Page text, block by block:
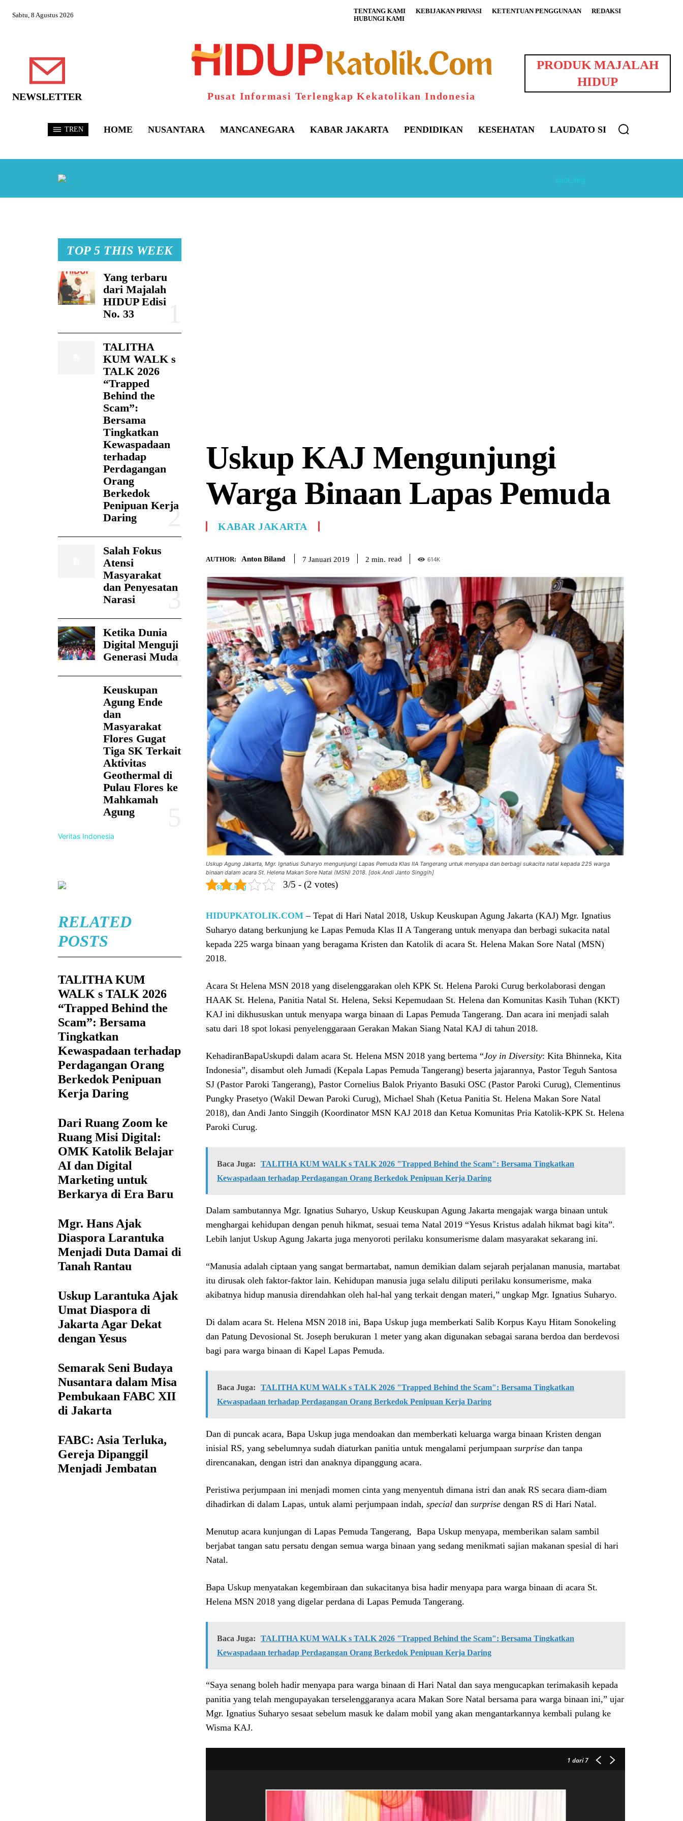
Sabtu, 8 Agustus 2026 TENTANG KAMI KEBIJAKAN PRIVASI KETENTUAN PENGGUNAAN
REDAKSI
HUBUNGI KAMI
NEWSLETTER Pusat Informasi Terlengkap Kekatolikan Indonesia
PRODUK MAJALAH
HIDUP
TREN HOME NUSANTARA MANCANEGARA KABAR JAKARTA PENDIDIKAN KESEHATAN LAUDATO SI
TOP 5 THIS WEEK
Yang terbaru
dari Majalah
HIDUP Edisi
No. 33
TALITHA
KUM WALK s
TALK 2026
“Trapped
Behind the
Scam”:
Bersama
Tingkatkan
Kewaspadaan
terhadap
Perdagangan
Orang
Berkedok
Penipuan Kerja
Daring
Salah Fokus
Atensi
Masyarakat
dan Penyesatan
Narasi
Ketika Dunia
Digital Menguji
Generasi Muda
Keuskupan
Agung Ende
dan
Masyarakat
Flores Gugat
Tiga SK Terkait
Aktivitas
Geothermal di
Pulau Flores ke
Mahkamah
Agung
Veritas Indonesia
RELATED
POSTS
TALITHA KUM
WALK s TALK 2026
“Trapped Behind the
Scam”: Bersama
Tingkatkan
Kewaspadaan terhadap
Perdagangan Orang
Berkedok Penipuan
Kerja Daring
Dari Ruang Zoom ke
Ruang Misi Digital:
OMK Katolik Belajar
AI dan Digital
Marketing untuk
Berkarya di Era Baru
Mgr. Hans Ajak
Diaspora Larantuka
Menjadi Duta Damai di
Tanah Rantau
Uskup Larantuka Ajak
Umat Diaspora di
Jakarta Agar Dekat
dengan Yesus
Semarak Seni Budaya
Nusantara dalam Misa
Pembukaan FABC XII
di Jakarta
FABC: Asia Terluka,
Gereja Dipanggil
Menjadi Jembatan
Uskup KAJ Mengunjungi
Warga Binaan Lapas Pemuda
KABAR JAKARTA
AUTHOR: Anton Biland 7 Januari 2019 2 min. read 614K
Uskup Agung Jakarta, Mgr. Ignatius Suharyo mengunjungi Lapas Pemuda Klas IIA Tangerang untuk menyapa dan berbagi sukacita natal kepada 225 warga
binaan dalam acara St. Helena Makan Sore Natal (MSN) 2018. [dok.Andi Janto Singgih]
3/5 - (2 votes)
HIDUPKATOLIK.COM – Tepat di Hari Natal 2018, Uskup Keuskupan Agung Jakarta (KAJ) Mgr. Ignatius
Suharyo datang berkunjung ke Lapas Pemuda Klas II A Tangerang untuk menyapa dan berbagi sukacita natal
kepada 225 warga binaan yang beragama Kristen dan Katolik di acara St. Helena Makan Sore Natal (MSN)
2018.
Acara St Helena MSN 2018 yang diselenggarakan oleh KPK St. Helena Paroki Curug berkolaborasi dengan
HAAK St. Helena, Panitia Natal St. Helena, Seksi Kepemudaan St. Helena dan Komunitas Kasih Tuhan (KKT)
KAJ ini dikhususkan untuk menyapa warga binaan di Lapas Pemuda Tangerang. Dan acara ini menjadi salah
satu dari 18 spot lokasi penyelenggaraan Gerakan Makan Siang Natal KAJ di tahun 2018.
KehadiranBapaUskupdi dalam acara St. Helena MSN 2018 yang bertema “Joy in Diversity: Kita Bhinneka, Kita
Indonesia”, disambut oleh Jumadi (Kepala Lapas Pemuda Tangerang) beserta jajarannya, Pastor Teguh Santosa
SJ (Pastor Paroki Tangerang), Pastor Cornelius Balok Priyanto Basuki OSC (Pastor Paroki Curug), Clementinus
Pungky Prasetyo (Wakil Dewan Paroki Curug), Michael Shah (Ketua Panitia St. Helena Makan Sore Natal
2018), dan Andi Janto Singgih (Koordinator MSN KAJ 2018 dan Ketua Komunitas Pria Katolik-KPK St. Helena
Paroki Curug.
Baca Juga:
TALITHA KUM WALK s TALK 2026 "Trapped Behind the Scam": Bersama Tingkatkan
Kewaspadaan terhadap Perdagangan Orang Berkedok Penipuan Kerja Daring
Dalam sambutannya Mgr. Ignatius Suharyo, Uskup Keuskupan Agung Jakarta mengajak warga binaan untuk
menghargai kehidupan dengan penuh hikmat, sesuai tema Natal 2019 “Yesus Kristus adalah hikmat bagi kita”.
Lebih lanjut Uskup Agung Jakarta juga menyoroti perilaku konsumerisme dalam masyarakat sekarang ini.
“Manusia adalah ciptaan yang sangat bermartabat, namun demikian dalam sejarah perjalanan manusia, martabat
itu dirusak oleh faktor-faktor lain. Kehidupan manusia juga selalu diliputi perilaku konsumerisme, maka
akibatnya hidup manusia direndahkan oleh hal-hal yang terkait dengan materi,” ungkap Mgr. Ignatius Suharyo.
Di dalam acara St. Helena MSN 2018 ini, Bapa Uskup juga memberkati Salib Korpus Kayu Hitam Sonokeling
dan Patung Devosional St. Joseph berukuran 1 meter yang akan digunakan sebagai sarana berdoa dan berdevosi
bagi para warga binaan di Kapel Lapas Pemuda.
Baca Juga:
TALITHA KUM WALK s TALK 2026 "Trapped Behind the Scam": Bersama Tingkatkan
Kewaspadaan terhadap Perdagangan Orang Berkedok Penipuan Kerja Daring
Dan di puncak acara, Bapa Uskup juga mendoakan dan memberkati keluarga warga binaan Kristen dengan
inisial RS, yang sebelumnya sudah diaturkan panitia untuk mengalami perjumpaan surprise dan tanpa
direncanakan, dengan istri dan anaknya dipanggung acara.
Peristiwa perjumpaan ini menjadi momen cinta yang menyentuh dimana istri dan anak RS secara diam-diam
dihadirkan di dalam Lapas, untuk alami perjumpaan indah, special dan surprise dengan RS di Hari Natal.
Menutup acara kunjungan di Lapas Pemuda Tangerang, Bapa Uskup menyapa, memberikan salam sambil
berjabat tangan satu persatu dengan semua warga binaan yang sedang menikmati sajian makanan spesial di hari
Natal.
Bapa Uskup menyatakan kegembiraan dan sukacitanya bisa hadir menyapa para warga binaan di acara St.
Helena MSN 2018 yang digelar perdana di Lapas Pemuda Tangerang.
Baca Juga:
TALITHA KUM WALK s TALK 2026 "Trapped Behind the Scam": Bersama Tingkatkan
Kewaspadaan terhadap Perdagangan Orang Berkedok Penipuan Kerja Daring
“Saya senang boleh hadir menyapa para warga binaan di Hari Natal dan saya mengucapkan terimakasih kepada
panitia yang telah mengupayakan terselenggaranya acara Makan Sore Natal bersama para warga binaan ini,” ujar
Mgr. Ignatius Suharyo sesaat sebelum masuk ke dalam mobil yang akan mengantarkannya kembali pulang ke
Wisma KAJ.
1 dari 7